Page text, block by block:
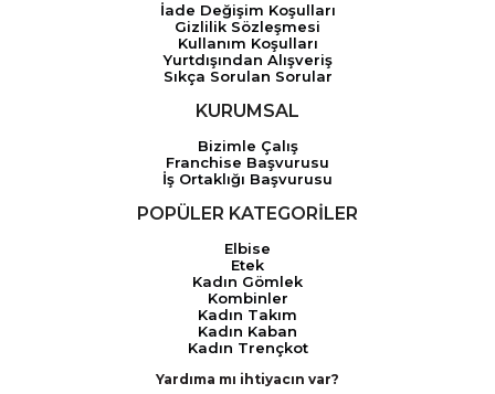
İade Değişim Koşulları
Gizlilik Sözleşmesi
Kullanım Koşulları
Yurtdışından Alışveriş
Sıkça Sorulan Sorular
KURUMSAL
Bizimle Çalış
Franchise Başvurusu
İş Ortaklığı Başvurusu
POPÜLER KATEGORİLER
Elbise
Etek
Kadın Gömlek
Kombinler
Kadın Takım
Kadın Kaban
Kadın Trençkot
Yardıma mı ihtiyacın var?